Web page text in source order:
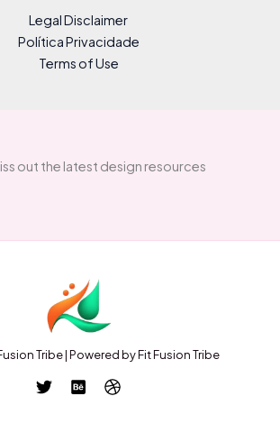
Legal Disclaimer
Política Privacidade
Terms of Use
out the latest design resources
Tribe | Powered by Fit Fusion Tribe